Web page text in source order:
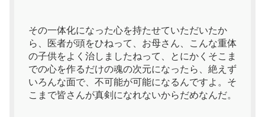
その一体化になった心を持たせていただいたか
ら、医者が頭をひねって、お母さん、こんな重体
の子供をよく治しましたねって、とにかくそこま
での心を作るだけの魂の次元になったら、絶えず
いろんな面で、不可能が可能になるんですよ。そ
こまで皆さんが真剣になれないからだめなんだ。